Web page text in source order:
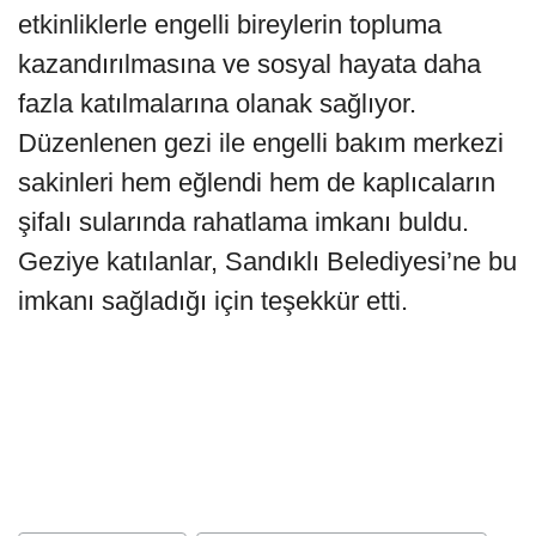
etkinliklerle engelli bireylerin topluma
kazandırılmasına ve sosyal hayata daha
fazla katılmalarına olanak sağlıyor.
Düzenlenen gezi ile engelli bakım merkezi
sakinleri hem eğlendi hem de kaplıcaların
şifalı sularında rahatlama imkanı buldu.
Geziye katılanlar, Sandıklı Belediyesi’ne bu
imkanı sağladığı için teşekkür etti.